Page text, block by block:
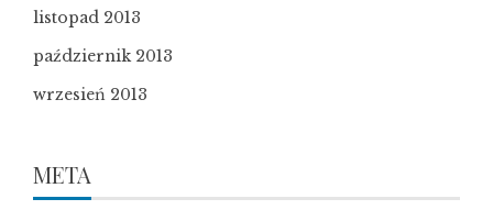
listopad 2013
październik 2013
wrzesień 2013
META